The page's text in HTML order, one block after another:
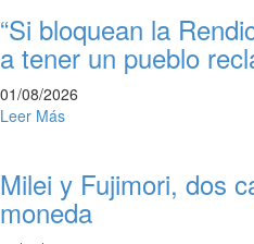
“Si bloquean la
a tener un pueblo
01/08/2026
Leer Más
Milei y Fujimori, dos
moneda